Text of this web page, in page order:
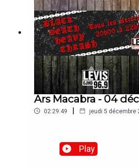
Ars Macabra - 04
02:29:49 | jeudi 5 décembre
Play